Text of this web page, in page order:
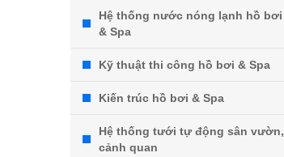
Hệ thống nước nóng lạnh hồ bơi
& Spa
Kỹ thuật thi công hồ bơi & Spa
Kiến trúc hồ bơi & Spa
Hệ thống tưới tự động sân vườn,
cảnh quan